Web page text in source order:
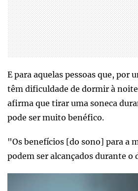
E para aquelas pessoas que, por
têm dificuldade de dormir à
afirma que tirar uma soneca
pode ser muito benéfico.
"Os benefícios [do sono] para a
podem ser alcançados durante o